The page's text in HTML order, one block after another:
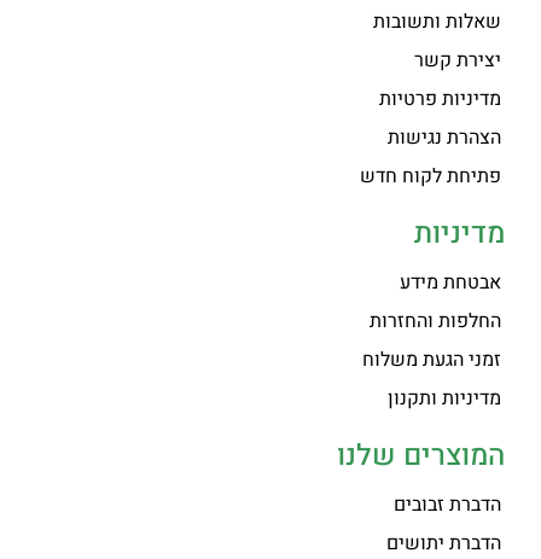
שאלות ותשובות
יצירת קשר
מדיניות פרטיות
הצהרת נגישות
פתיחת לקוח חדש
מדיניות
אבטחת מידע
החלפות והחזרות
זמני הגעת משלוח
מדיניות ותקנון
המוצרים שלנו
הדברת זבובים
הדברת יתושים